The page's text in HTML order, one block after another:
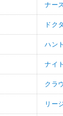
ナース
ドク
ハン
ナイ
クラ
リー